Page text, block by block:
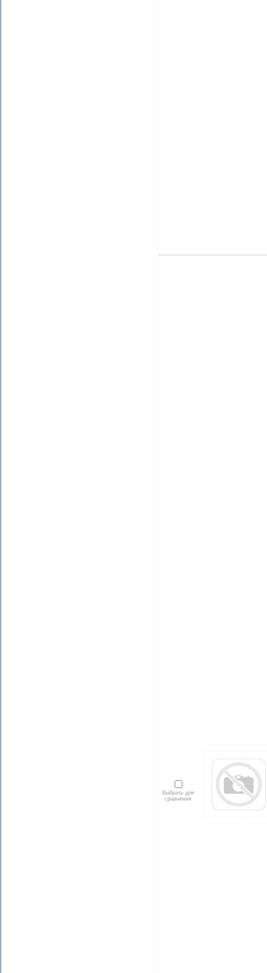
Выбрать для
сравнения